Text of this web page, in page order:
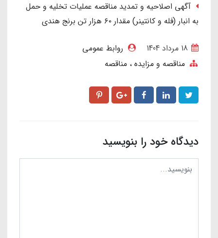
آگهی اصلاحیه و تمدید مناقصه عملیات تخلیه و حمل
به انبار (فله و کانتینر) مقدار ۶۰ هزار تن برنج هندی
روابط عمومی
مناقصه و مزایده مناقصه
دیدگاه خود را بنویسید